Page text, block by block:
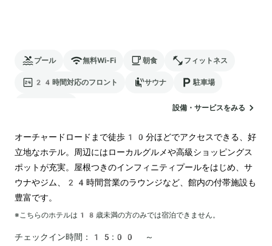
プール 無料Wi-Fi 朝食 フィットネス
24時間対応のフロント サウナ 駐車場
設備・サービスをみる
オーチャードロードまで徒歩10分ほどでアクセスできる、好
立地なホテル。周辺にはローカルグルメや高級ショッピングス
ポットが充実。屋根つきのインフィニティプールをはじめ、サ
ウナやジム、24時間営業のラウンジなど、館内の付帯施設も
豊富です。
※こちらのホテルは 18 歳未満の方のみでは宿泊できません。
チェックイン時間：
15:00 ～